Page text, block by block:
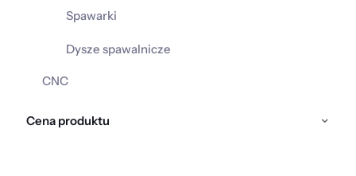
Spawarki
Dysze spawalnicze
CNC
Cena produktu